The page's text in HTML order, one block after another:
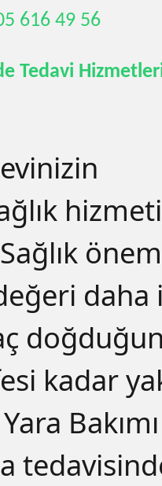
616 49 56
Tedavi
hizmeti
daha
kadar
Bakımı